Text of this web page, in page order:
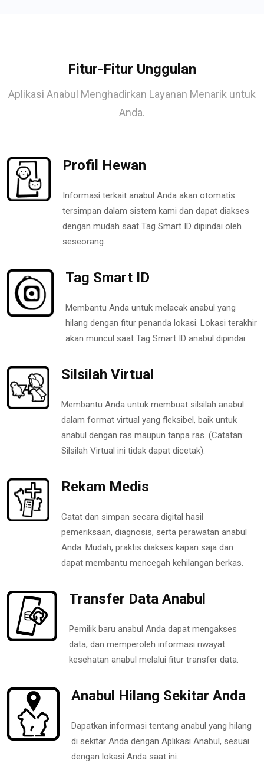
Fitur-Fitur Unggulan
Aplikasi Anabul Menghadirkan Layanan Menarik untuk
Anda.
Profil Hewan
Informasi terkait anabul Anda akan otomatis
tersimpan dalam sistem kami dan dapat diakses
dengan mudah saat Tag Smart ID dipindai oleh
seseorang.
Tag Smart ID
Membantu Anda untuk melacak anabul yang
hilang dengan fitur penanda lokasi. Lokasi terakhir
akan muncul saat Tag Smart ID anabul dipindai.
Silsilah Virtual
Membantu Anda untuk membuat silsilah anabul
dalam format virtual yang fleksibel, baik untuk
anabul dengan ras maupun tanpa ras. (Catatan:
Silsilah Virtual ini tidak dapat dicetak).
Rekam Medis
Catat dan simpan secara digital hasil
pemeriksaan, diagnosis, serta perawatan anabul
Anda. Mudah, praktis diakses kapan saja dan
dapat membantu mencegah kehilangan berkas.
Transfer Data Anabul
Pemilik baru anabul Anda dapat mengakses
data, dan memperoleh informasi riwayat
kesehatan anabul melalui fitur transfer data.
Anabul Hilang Sekitar Anda
Dapatkan informasi tentang anabul yang hilang
di sekitar Anda dengan Aplikasi Anabul, sesuai
dengan lokasi Anda saat ini.